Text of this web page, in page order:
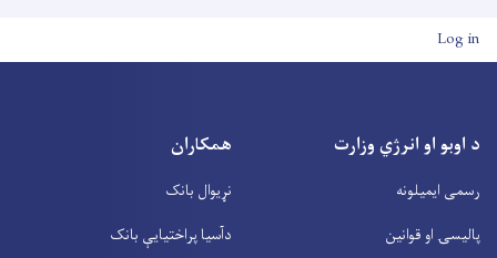
User account menu
Log in
د اوبو او انرژي وزارت
رسمی ایمیلونه
پالیسۍ او قوانین
همکاران
نړیوال بانک
دآسیا پراختیايې بانک